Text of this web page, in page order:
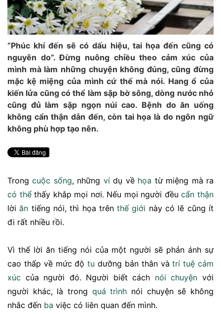
“Phúc khí đến sẽ có dấu hiệu, tai họa đến cũng có
nguyên do”. Đừng nuông chiều theo cảm xúc của
mình mà làm những chuyện không đúng, cũng đừng
mặc kệ miệng của mình cứ thế mà nói. Hang ổ của
kiến lửa cũng có thể làm sập bờ sông, dòng nước nhỏ
cũng đủ làm sập ngọn núi cao. Bệnh do ăn uống
không cẩn thận dẫn đến, còn tai họa là do ngôn ngữ
không phù hợp tạo nên.
Trongcuộc sống, những vídụ về họa từ miệng mà ra
có thểthấy khắp mọi nơi. Nếu mọi người đềucẩn thận
lờiăn tiếng nói, thì họa trênthế giới này có lẽ cũng ít
đi rất nhiều rồi.
Vì thế lời ăn tiếng nói của một người sẽ phản ánh sự
cao thấp về mức độtu dưỡng bản thân vàtrí tuệ cảm
xúc của người đó. Người biết cách nói chuyện với
người khác, là trong quá trình nói chuyện sẽ không
nhắc đến ba việc có liên quan đến mình.